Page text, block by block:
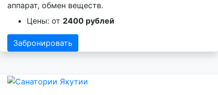
аппарат, обмен веществ.
Цены: от 2400 рублей
Забронировать